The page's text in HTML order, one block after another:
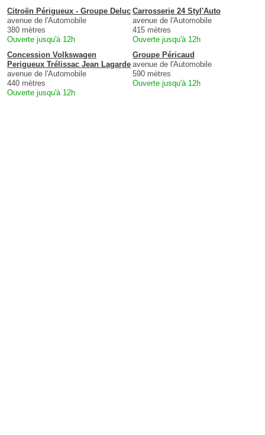
Citroën Périgueux - Groupe Deluc
avenue de l'Automobile
380 mètres
Ouverte jusqu'à 12h
Carrosserie 24 Styl'Auto
avenue de l'Automobile
415 mètres
Ouverte jusqu'à 12h
Concession Volkswagen
Perigueux Trélissac Jean Lagarde
avenue de l'Automobile
440 mètres
Ouverte jusqu'à 12h
Groupe Péricaud
avenue de l'Automobile
590 mètres
Ouverte jusqu'à 12h